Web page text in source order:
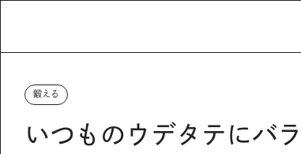
鍛える
いつものウデタテにバ